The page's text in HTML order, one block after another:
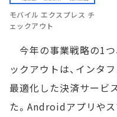
モバイル エクスプレス チ
ェックアウト
今年の事業戦略の1つ
ックアウトは、インタ
最適化した決済サービ
た。Androidアプリや